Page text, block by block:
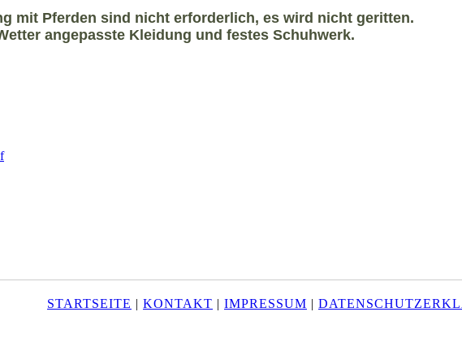
mit Pferden sind nicht erforderlich, es wird nicht geritten.
angepasste Kleidung und festes Schuhwerk.
STARTSEITE | KONTAKT | IMPRESSUM |